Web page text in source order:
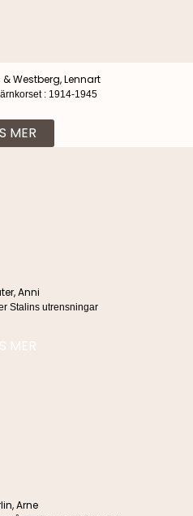
Westberg, Lennart
: 1914-1945
MER
Anni
Stalins utrensningar
MER
Arne